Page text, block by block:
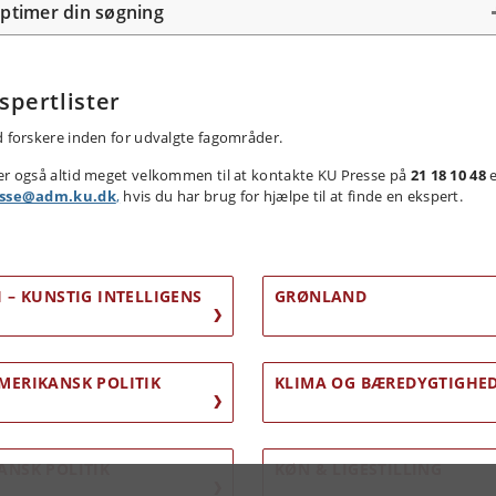
din søgning
forskere inden for udvalgte fagområder.
også altid meget velkommen til at kontakte KU Presse på 21 18 10 48
, hvis du har brug for hjælpe til at finde en ekspert.
– KUNSTIG INTELLIGENS
POLITIK
POLITIK
GRØNLAND
KLIMA OG
KØN & LIGESTILLING